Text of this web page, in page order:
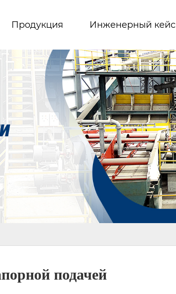
Продукция Инженерный кейс
подачей